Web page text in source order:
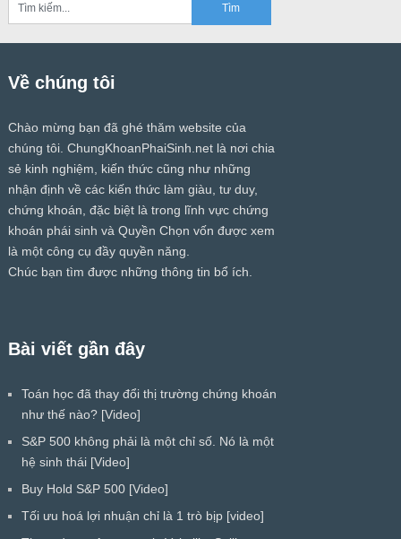
Về chúng tôi
Chào mừng bạn đã ghé thăm website của
chúng tôi. ChungKhoanPhaiSinh.netlà nơi chia
sẻ kinh nghiệm, kiến thức cũng như những
nhận định về các kiến thức làm giàu, tư duy,
chứng khoán, đặc biệt là trong lĩnh vực chứng
khoán phái sinh và Quyền Chọn vốn được xem
là một công cụ đầy quyền năng.
Chúc bạn tìm được những thông tin bổ ích.
Bài viết gần đây
Toán học đã thay đổi thị trường chứng khoán
như thế nào? [Video]
S&P 500 không phải là một chỉ số. Nó là một
hệ sinh thái [Video]
Buy Hold S&P 500 [Video]
Tối ưu hoá lợi nhuận chỉ là 1 trò bịp [video]